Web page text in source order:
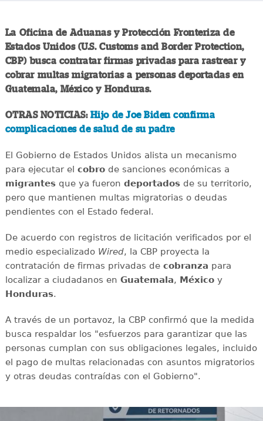
La Oficina de Aduanas y Protección Fronteriza de
Estados Unidos (U.S. Customs and Border Protection,
CBP) busca contratar firmas privadas para rastrear y
cobrar multas migratorias a personas deportadas en
Guatemala, México y Honduras.
OTRAS NOTICIAS:Hijo de Joe Biden confirma
complicaciones de salud de su padre
El Gobierno de Estados Unidos alista un mecanismo
para ejecutar el cobrode sanciones económicas a
migrantesque ya fueron deportadosde su territorio,
pero que mantienen multas migratorias o deudas
pendientes con el Estado federal.
De acuerdo con registros de licitación verificados por el
medio especializado Wired, la CBP proyecta la
contratación de firmas privadas de cobranza para
localizar a ciudadanos en Guatemala, Méxicoy
Honduras.
A través de un portavoz, la CBP confirmó que la medida
busca respaldar los "esfuerzos para garantizar que las
personas cumplan con sus obligaciones legales, incluido
el pago de multas relacionadas con asuntos migratorios
y otras deudas contraídas con el Gobierno".